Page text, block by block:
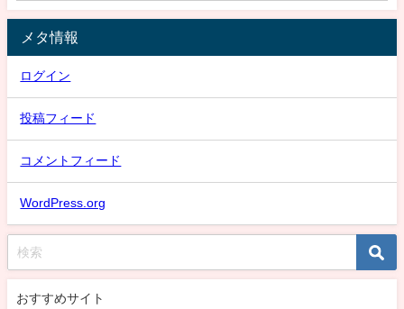
メタ情報
ログイン
投稿フィード
コメントフィード
WordPress.org
おすすめサイト